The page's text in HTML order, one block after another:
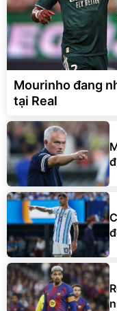
Mourinho đang
tại Real